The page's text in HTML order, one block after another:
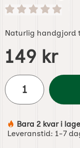
Naturlig handgjord
Handla denna
pris
149 kr
antal
Tillgänglighet:
Bara 2 kvar i
Leveranstid: 1-7